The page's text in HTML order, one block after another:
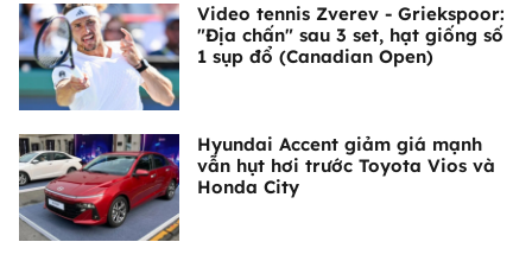
Video tennis Zverev - Griekspoor:
"Địa chấn" sau 3 set, hạt giống số
1 sụp đổ (Canadian Open)
Hyundai Accent giảm giá mạnh
vẫn hụt hơi trước Toyota Vios và
Honda City